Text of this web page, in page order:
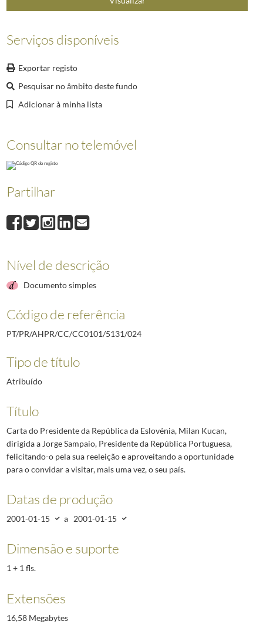
Carta do Presidente da República da Eslovénia, Milan Kucan, dirigida
Serviços disponíveis
Exportar registo
Pesquisar no âmbito deste fundo
Adicionar à minha lista
Consultar no telemóvel
Partilhar
Nível de descrição
Documento simples
Código de referência
PT/PR/AHPR/CC/CC0101/5131/024
Tipo de título
Atribuído
Título
Carta do Presidente da República da Eslovénia, Milan Kucan,
dirigida a Jorge Sampaio, Presidente da República Portuguesa,
felicitando-o pela sua reeleição e aproveitando a oportunidade
para o convidar a visitar, mais uma vez, o seu país.
Datas de produção
2001-01-15 a 2001-01-15
Dimensão e suporte
1 + 1 fls.
Extensões
16,58 Megabytes